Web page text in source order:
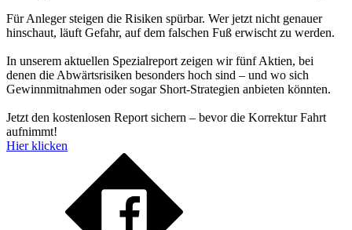
Für Anleger steigen die Risiken spürbar. Wer jetzt nicht genauer
hinschaut, läuft Gefahr, auf dem falschen Fuß erwischt zu werden.
In unserem aktuellen Spezialreport zeigen wir fünf Aktien, bei
denen die Abwärtsrisiken besonders hoch sind – und wo sich
Gewinnmitnahmen oder sogar Short-Strategien anbieten könnten.
Jetzt den kostenlosen Report sichern – bevor die Korrektur Fahrt
aufnimmt!
Hier klicken